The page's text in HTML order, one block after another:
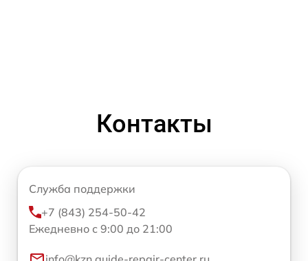
Контакты
Служба поддержки
+7 (843) 254-50-42
Ежедневно с 9:00 до 21:00